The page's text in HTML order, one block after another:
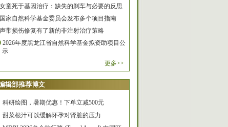
女童死于基因治疗：缺失的刹车与必要的反思
国家自然科学基金委员会发布多个项目指南
声带损伤修复有了新的非注射治疗策略
2026年度黑龙江省自然科学基金拟资助项目公
示
更多>>
辑部推荐博文
科研绘图，暑期优惠！下单立减500元
甜菜根汁可以缓解怀孕对肾脏的压力